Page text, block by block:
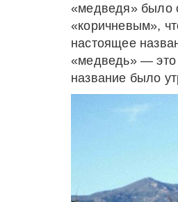
«медведя» было
«коричневым»,
настоящее
«медведь» — это
название было